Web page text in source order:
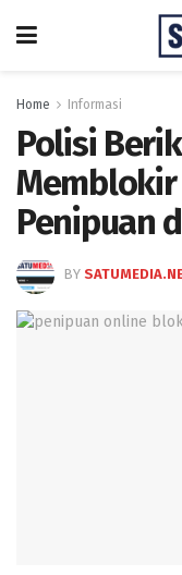
Home Informasi
Polisi
Memblokir
Penipuan
BY